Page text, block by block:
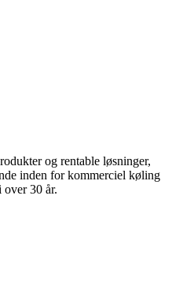
og rentable løsninger,
inden for kommerciel køling
30 år.